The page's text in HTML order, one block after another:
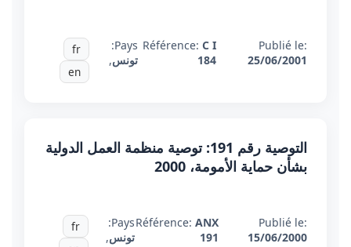
Publié le:
25/06/2001
Référence: C I
184
Pays:
تونس,
fr
en
التوصية رقم 191: توصية منظمة العمل الدولية
بشأن حماية الأمومة، 2000
Publié le:
15/06/2000
Référence: ANX
191
Pays:
تونس,
fr